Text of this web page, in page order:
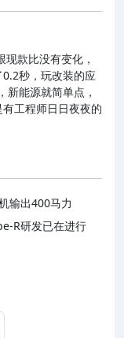
款比没有变化，
秒，玩改装的应
新能源就简单点，
工程师日日夜夜的
输出400马力
R研发已在进行